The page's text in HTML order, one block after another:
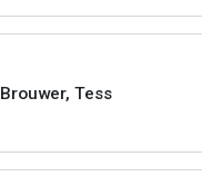
Brouwer, Tess